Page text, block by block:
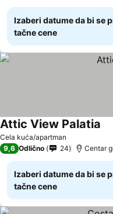
Izaberi datume da bi se
tačne cene
Cela kuća/apartman
Attic View Palatia
9,6 Odlično 24 Centar
Izaberi datume da bi se
tačne cene